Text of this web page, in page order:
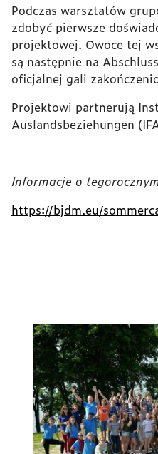
Podczas warsztatów
zdobyć pierwsze
projektowej. Owoce tej
są następnie na
oficjalnej gali
Projektowi partnerują
Auslandsbeziehungen
Informacje o
https://bjdm.eu/